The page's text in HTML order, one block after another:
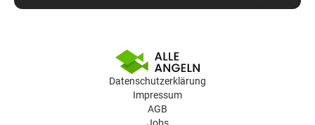
Datenschutzerklärung
Impressum
AGB
Jobs